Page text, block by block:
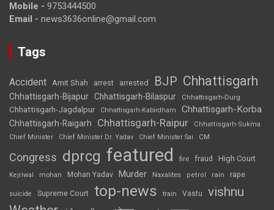
Mobile - 9753444500
Email - news3636online@gmail.com
Tags
Accident Amit Shah arrest arrested BJP Chhattisgarh
Chhattisgarh-Bijapur Chhattisgarh-Bilaspur Chhattisgarh-Durg
Chhattisgarh-Jagdalpur Chhattisgarh-Kabirdham Chhattisgarh-Korba
Chhattisgarh-Raigarh Chhattisgarh-Raipur
Chhattisgarh-Sukma
Chief Minister
Chief Minister Dr. Yadav Chief Minister Sai CM
Congress dprcg featured fire fraud High Court
Kejriwal mohan Mohan Yadav Murder Naxalites petrol rain rape
suicide Supreme Court top-news train Vastu vishnu